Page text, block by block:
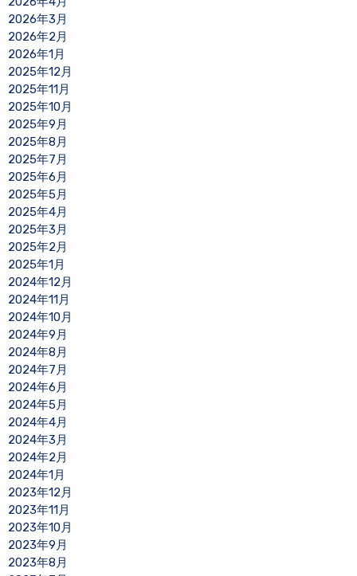
2026年3月
2026年2月
2026年1月
2025年12月
2025年11月
2025年10月
2025年9月
2025年8月
2025年7月
2025年6月
2025年5月
2025年4月
2025年3月
2025年2月
2025年1月
2024年12月
2024年11月
2024年10月
2024年9月
2024年8月
2024年7月
2024年6月
2024年5月
2024年4月
2024年3月
2024年2月
2024年1月
2023年12月
2023年11月
2023年10月
2023年9月
2023年8月